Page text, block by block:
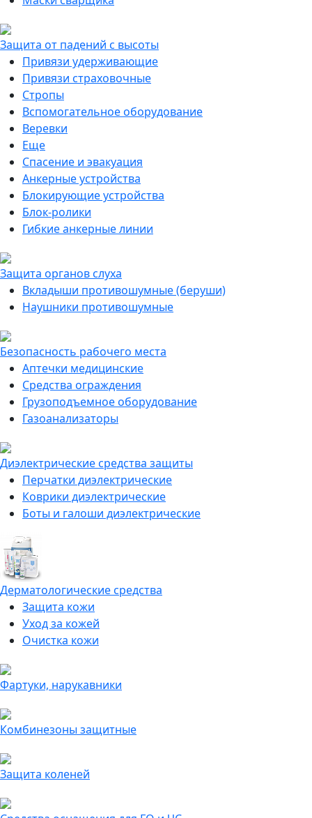
Защита от падений с высоты
Привязи удерживающие
Привязи страховочные
Стропы
Вспомогательное оборудование
Веревки
Еще
Спасение и эвакуация
Анкерные устройства
Блокирующие устройства
Блок-ролики
Гибкие анкерные линии
Защита органов слуха
Вкладыши противошумные (беруши)
Наушники противошумные
Безопасность рабочего места
Аптечки медицинские
Средства ограждения
Грузоподъемное оборудование
Газоанализаторы
Диэлектрические средства защиты
Перчатки диэлектрические
Коврики диэлектрические
Боты и галоши диэлектрические
Дерматологические средства
Защита кожи
Уход за кожей
Очистка кожи
Фартуки, нарукавники
Комбинезоны защитные
Защита коленей